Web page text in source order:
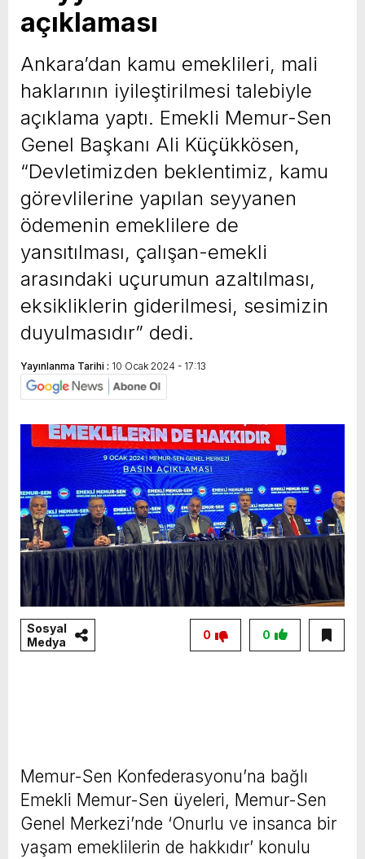
yeni özellikler belli oldu
açıklaması
Ankara’dan kamu emeklileri, mali
haklarının iyileştirilmesi talebiyle
açıklama yaptı. Emekli Memur-Sen
Genel Başkanı Ali Küçükkösen,
“Devletimizden beklentimiz, kamu
görevlilerine yapılan seyyanen
ödemenin emeklilere de
yansıtılması, çalışan-emekli
arasındaki uçurumun azaltılması,
eksikliklerin giderilmesi, sesimizin
duyulmasıdır” dedi.
Yayınlanma Tarihi : 10 Ocak 2024 - 17:13
Sosyal
Medya
0
0
Memur-Sen Konfederasyonu’na bağlı
Emekli Memur-Sen üyeleri, Memur-Sen
Genel Merkezi’nde ‘Onurlu ve insanca bir
yaşam emeklilerin de hakkıdır’ konulu